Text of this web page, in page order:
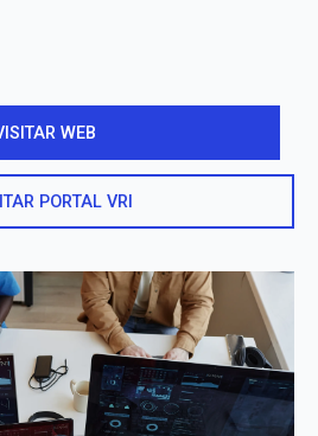
WEB
PORTAL VRI